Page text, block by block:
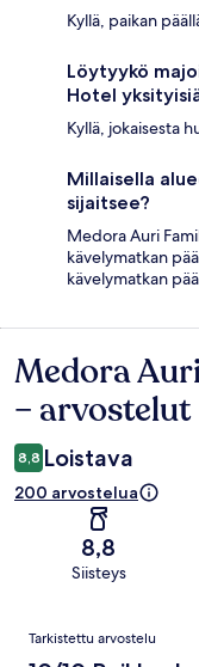
Kyllä, paikan
Löytyykö
Hotel
Kyllä, jokaisesta
Millaisella
sijaitsee?
Medora Auri
kävelymatkan
kävelymatkan
Arvostelut
Medora
– arvostelut
8,8 Loistava
200 arvostelua
8,8
Siisteys
Arvostelut
Tarkistettu arvostelu